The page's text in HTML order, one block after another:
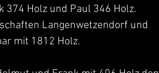
374 Holz und Paul 346 Holz.
Langenwetzendorf und
mit 1812 Holz.